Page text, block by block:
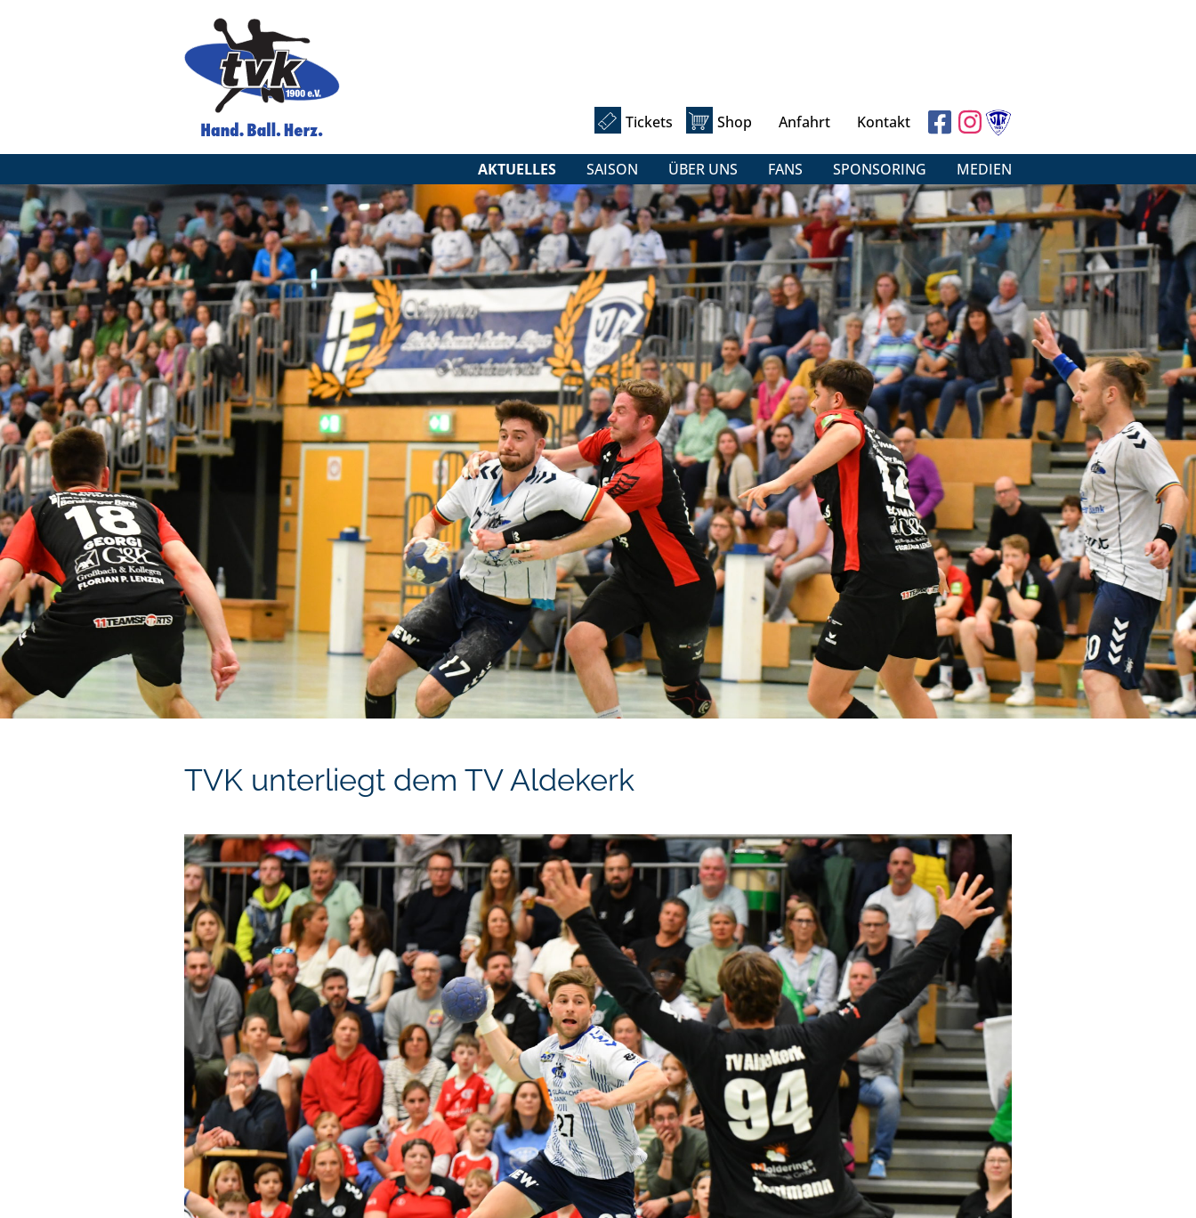
Kontakt
Anfahrt
Shop
Tickets
AKTUELLES SAISON ÜBER UNS FANS SPONSORING MEDIEN
TVK unterliegt dem TV Aldekerk